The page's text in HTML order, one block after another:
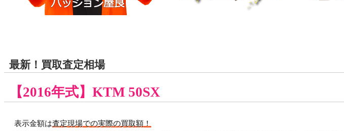
最新！買取査定相場
【2016年式】KTM 50SX
表示金額は査定現場での実際の買取額！